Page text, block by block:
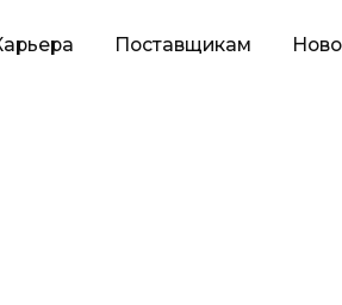
Новости Контакты